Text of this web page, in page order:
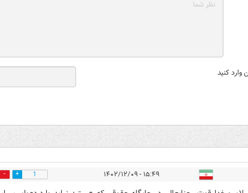
وارد کنید
۱۵:۴۹ - ۱۴۰۲/۱۲/۰۹ 1